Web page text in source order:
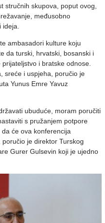
stručnih skupova, poput ovog,
međusobno
ambasadori kulture koju
da turski, hrvatski, bosanski i
i bratske odnose.
sreće i uspjeha, poručio je
Yunus Emre Yavuz
ubuduće, moram poručiti
s pružanjem potpore
će ova konferencija
je direktor Turskog
Gurer Gulsevin koji je ujedno